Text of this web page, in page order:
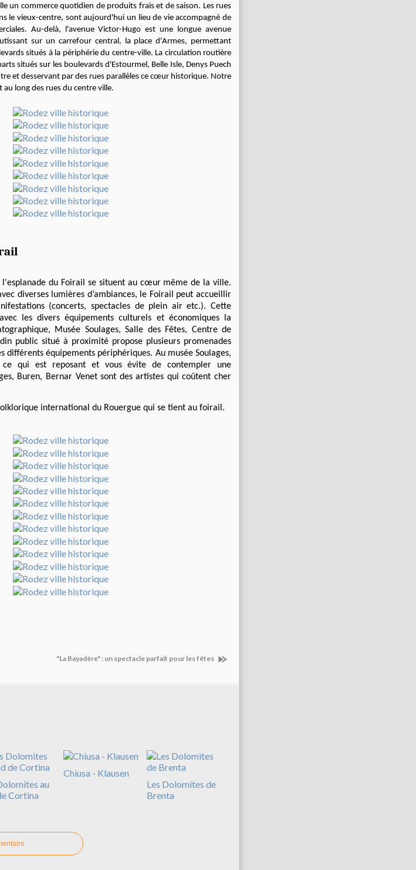
un commerce quotidien de produits frais et de saison. Les rues
le vieux-centre, sont aujourd'hui un lieu de vie accompagné de
Au-delà, l'avenue Victor-Hugo est une longue avenue
sur un carrefour central, la place d'Armes, permettant
situés à la périphérie du centre-ville. La circulation routière
situés sur les boulevards d'Estourmel, Belle Isle, Denys Puech
et desservant par des rues parallèles ce cœur historique. Notre
long des rues du centre ville.
l'esplanade du Foirail se situent au cœur même de la ville.
diverses lumières d’ambiances, le Foirail peut accueillir
(concerts, spectacles de plein air etc.). Cette
les divers équipements culturels et économiques la
Musée Soulages, Salle des Fêtes, Centre de
public situé à proximité propose plusieurs promenades
différents équipements périphériques. Au musée Soulages,
ce qui est reposant et vous évite de contempler une
Buren, Bernar Venet sont des artistes qui coûtent cher
international du Rouergue qui se tient au foirail.
"La Bayadère" : un spectacle parfait pour les fêtes
au
Cortina
Chiusa - Klausen
Les Dolomites de
Brenta